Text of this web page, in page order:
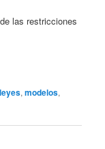
las restricciones
leyes,modelos,